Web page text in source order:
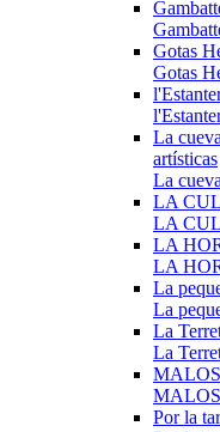
Gotas
Gotas
La
artísticas
La
LA
LA
LA
LA
La
La
La
La
Por la